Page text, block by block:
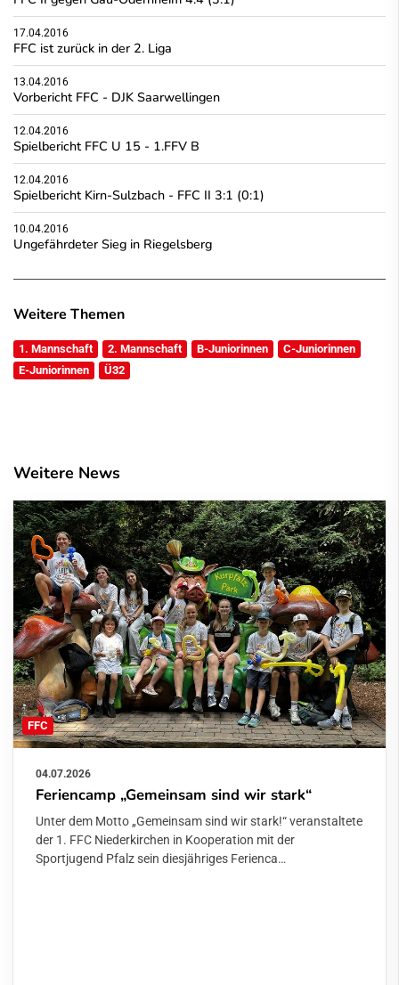
17.04.2016
FFC ist zurück in der 2. Liga
13.04.2016
Vorbericht FFC - DJK Saarwellingen
12.04.2016
Spielbericht FFC U 15 - 1.FFV B
12.04.2016
Spielbericht Kirn-Sulzbach - FFC II 3:1 (0:1)
10.04.2016
Ungefährdeter Sieg in Riegelsberg
Weitere Themen
1. Mannschaft 2. Mannschaft B-Juniorinnen
C-Juniorinnen
E-Juniorinnen
Ü32
Weitere News
FFC
04.07.2026
Feriencamp „Gemeinsam sind wir stark“
Unter dem Motto „Gemeinsam sind wir stark!“ veranstaltete
der 1. FFC Niederkirchen in Kooperation mit der
Sportjugend Pfalz sein diesjähriges Ferienca…